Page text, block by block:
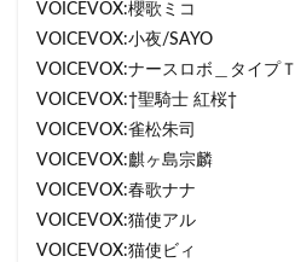
VOICEVOX:櫻歌ミコ
VOICEVOX:小夜/SAYO
VOICEVOX:ナースロボ＿タイプＴ
VOICEVOX:†聖騎士 紅桜†
VOICEVOX:雀松朱司
VOICEVOX:麒ヶ島宗麟
VOICEVOX:春歌ナナ
VOICEVOX:猫使アル
VOICEVOX:猫使ビィ